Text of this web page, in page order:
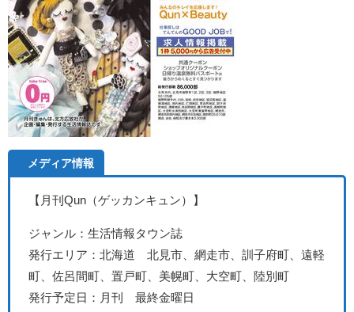
メディア情報
【月刊Qun（ゲッカンキュン）】
ジャンル：生活情報タウン誌
発行エリア：北海道 北見市、 網走市、訓子府町、遠軽
町、佐呂間町、置戸町、美幌町、大空町、陸別町
発行予定日：月刊 最終金曜日